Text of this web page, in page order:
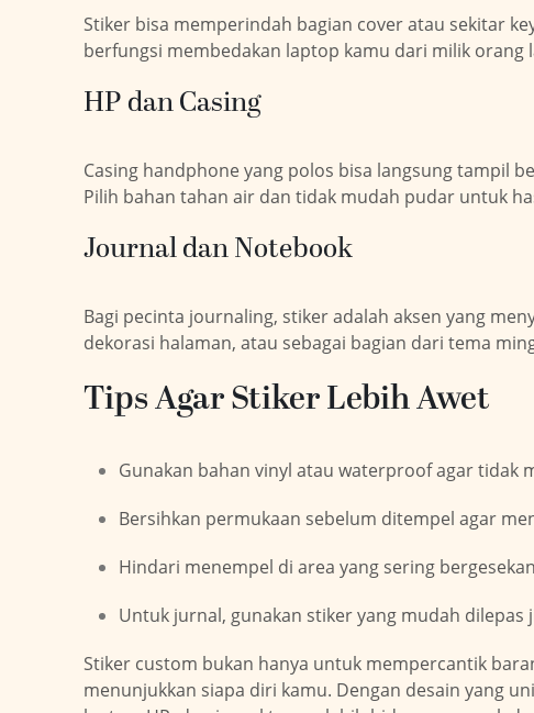
Stiker bisa memperindah bagian cover atau sekitar
berfungsi membedakan laptop kamu dari milik
HP dan Casing
Casing handphone yang polos bisa langsung tampil
Pilih bahan tahan air dan tidak mudah pudar untuk
Journal dan Notebook
Bagi pecinta journaling, stiker adalah aksen yang
dekorasi halaman, atau sebagai bagian dari tema
Tips Agar Stiker Lebih Awet
Gunakan bahan vinyl atau waterproof agar tidak
Bersihkan permukaan sebelum ditempel agar
Hindari menempel di area yang sering
Untuk jurnal, gunakan stiker yang mudah
Stiker custom bukan hanya untuk mempercantik
menunjukkan siapa diri kamu. Dengan desain yang